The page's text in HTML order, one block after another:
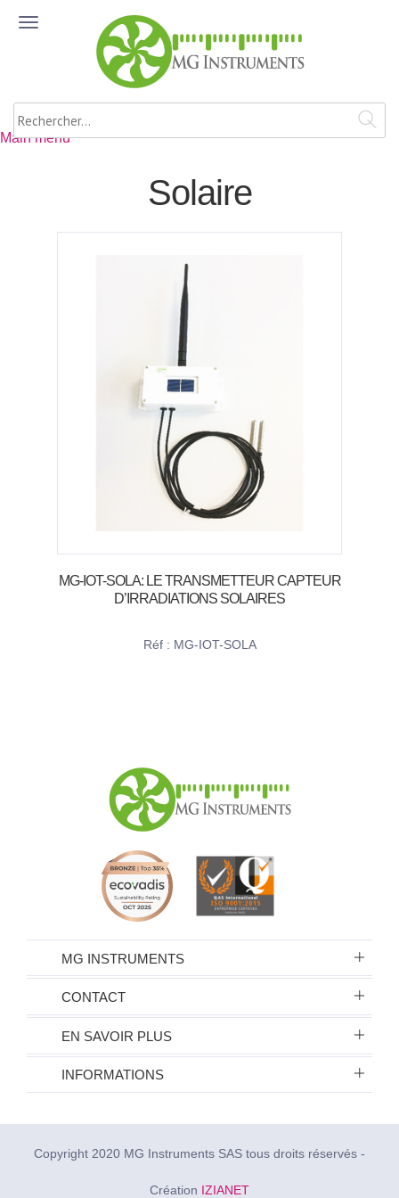
Main menu
Solaire
MG-IOT-SOLA: LE TRANSMETTEUR CAPTEUR
D’IRRADIATIONS SOLAIRES
Réf : MG-IOT-SOLA
MG INSTRUMENTS
CONTACT
EN SAVOIR PLUS
INFORMATIONS
Copyright 2020 MG Instruments SAS tous droits réservés -
Création IZIANET